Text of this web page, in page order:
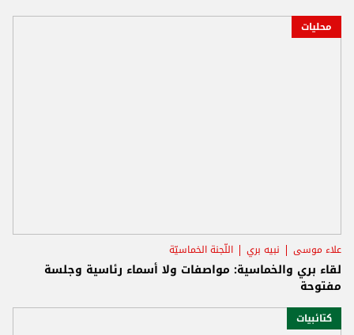
محليات
علاء موسى نبيه بري اللّجنة الخماسيّة
لقاء بري والخماسية: مواصفات ولا أسماء رئاسية وجلسة
مفتوحة
كتائبيات